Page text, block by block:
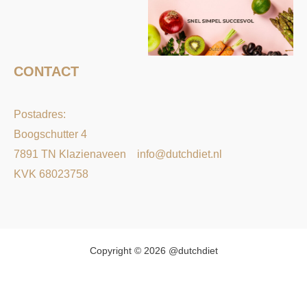
CONTACT
Postadres:
Boogschutter 4
7891 TN Klazienaveen info@dutchdiet.nl
KVK 68023758
Copyright © 2026 @dutchdiet